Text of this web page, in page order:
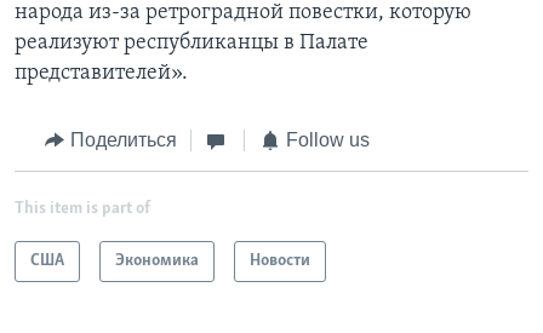
народа из-за ретроградной повестки, которую
реализуют республиканцы в Палате
представителей».
Поделиться Follow us
This item is part of
США Экономика Новости